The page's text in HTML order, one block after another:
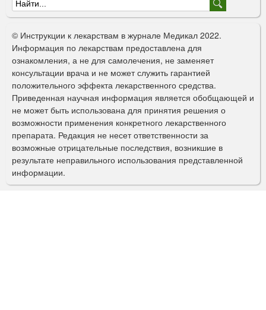
Ф
о
р
м
а
п
о
и
с
к
© Инструкции к лекарствам в журнале Медикал 2022.
Информация по лекарствам предоставлена для
ознакомления, а не для самолечения, не заменяет
консультации врача и не может служить гарантией
положительного эффекта лекарственного средства.
Приведенная научная информация является обобщающей и
не может быть использована для принятия решения о
возможности применения конкретного лекарственного
препарата. Редакция не несет ответственности за
возможные отрицательные последствия, возникшие в
результате неправильного использования представленной
информации.